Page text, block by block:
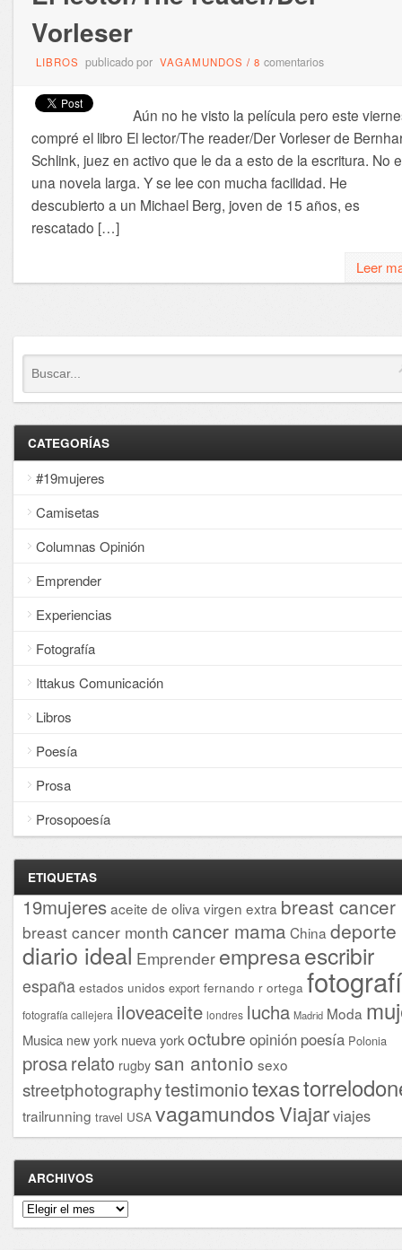
Vorleser
LIBROS publicado por VAGAMUNDOS / 8 comentarios
Aún no he visto la película pero este
compré el libro El lector/The reader/Der Vorleser de
Schlink, juez en activo que le da a esto de la escritura. No
una novela larga. Y se lee con mucha facilidad. He
descubierto a un Michael Berg, joven de 15 años, es
rescatado […]
Leer
CATEGORÍAS
#19mujeres
Camisetas
Columnas Opinión
Emprender
Experiencias
Fotografía
Ittakus Comunicación
Libros
Poesía
Prosa
Prosopoesía
ETIQUETAS
19mujeresaceite de oliva virgen extra breast cancer
breast cancer month cancer mama China deporte
diario ideal Emprender empresaescribir
españa estados unidos export fernando r ortega
fotografía callejera iloveaceite londres lucha Madrid Moda
Musica new york nueva yorkoctubre opinión poesía Polonia
prosarelato rugby san antonio sexo
streetphotographytestimoniotexas
trailrunning travel USA vagamundosViajarviajes
ARCHIVOS
Archivos